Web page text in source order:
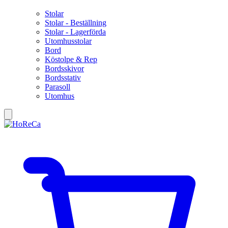
Stolar
Stolar - Beställning
Stolar - Lagerförda
Utomhusstolar
Bord
Köstolpe & Rep
Bordsskivor
Bordsstativ
Parasoll
Utomhus